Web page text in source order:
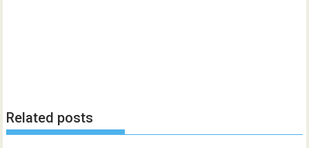
Related posts